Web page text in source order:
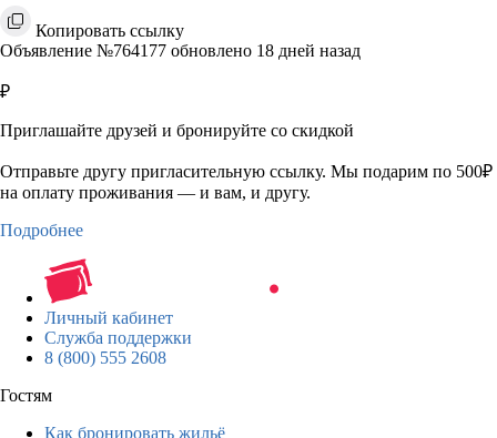
Копировать ссылку
Объявление №764177 обновлено 18 дней назад
₽
Приглашайте друзей и бронируйте со скидкой
Отправьте другу пригласительную ссылку. Мы подарим по 500₽
на оплату проживания — и вам, и другу.
Подробнее
Личный кабинет
Служба поддержки
8 (800) 555 2608
Гостям
Как бронировать жильё